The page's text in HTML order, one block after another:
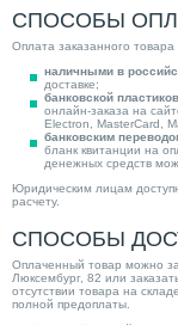
СПОСОБЫ
Оплата заказанного
наличными в
доставке;
банковской
онлайн-заказа на
Electron, MasterCard,
банковским
бланк квитанции на
денежных средств
Юридическим лицам
расчету.
СПОСОБЫ
Оплаченный товар можно
Люксембург, 82 или
отсутствии товара на
полной предоплаты.